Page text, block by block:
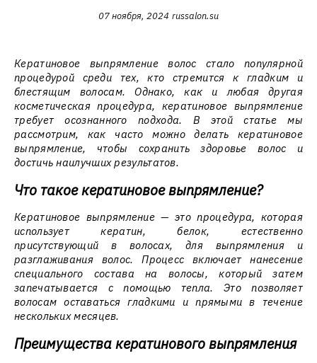
07 ноября, 2024 russalon.su
Кератиновое выпрямление волос стало популярной
процедурой среди тех, кто стремится к гладким и
блестящим волосам. Однако, как и любая другая
косметическая процедура, кератиновое выпрямление
требует осознанного подхода. В этой статье мы
рассмотрим, как часто можно делать кератиновое
выпрямление, чтобы сохранить здоровье волос и
достичь наилучших результатов.
Что такое кератиновое выпрямление?
Кератиновое выпрямление — это процедура, которая
использует кератин, белок, естественно
присутствующий в волосах, для выпрямления и
разглаживания волос. Процесс включает нанесение
специального состава на волосы, который затем
запечатывается с помощью тепла. Это позволяет
волосам оставаться гладкими и прямыми в течение
нескольких месяцев.
Преимущества кератинового выпрямления